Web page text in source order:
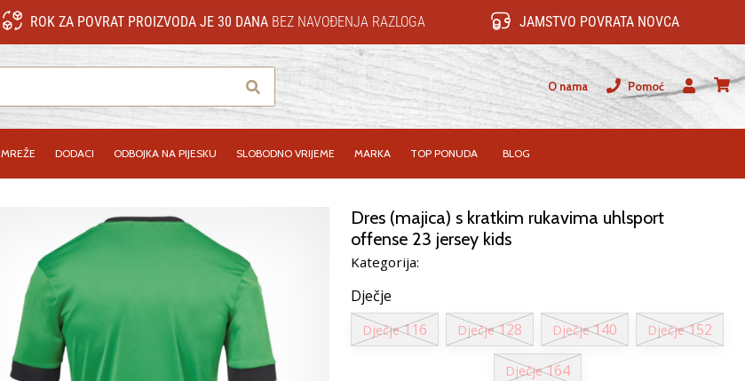
ROK ZA POVRAT PROIZVODA JE 30 DANABEZ NAVOĐENJA RAZLOGA JAMSTVO POVRATA NOVCA
O nama
Pomoć
Korisnik
MREŽE DODACI ODBOJKA NA PIJESKU SLOBODNO VRIJEME MARKA TOP PONUDA BLOG
Dres (majica) s kratkim rukavima uhlsport
offense 23 jersey kids
Kategorija:
Dječje
Dječje 116 Dječje 128 Dječje 140 Dječje 152
Dječje 164